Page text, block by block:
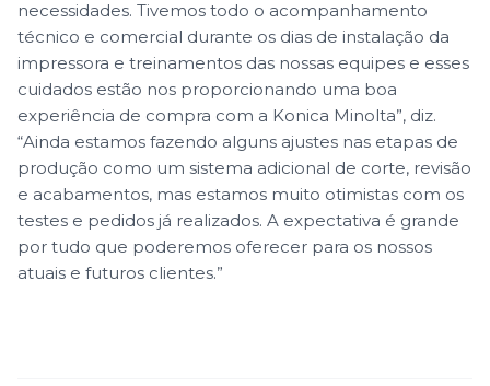
necessidades. Tivemos todo o acompanhamento
técnico e comercial durante os dias de instalação da
impressora e treinamentos das nossas equipes e esses
cuidados estão nos proporcionando uma boa
experiência de compra com a Konica Minolta”, diz.
“Ainda estamos fazendo alguns ajustes nas etapas de
produção como um sistema adicional de corte, revisão
e acabamentos, mas estamos muito otimistas com os
testes e pedidos já realizados. A expectativa é grande
por tudo que poderemos oferecer para os nossos
atuais e futuros clientes.”